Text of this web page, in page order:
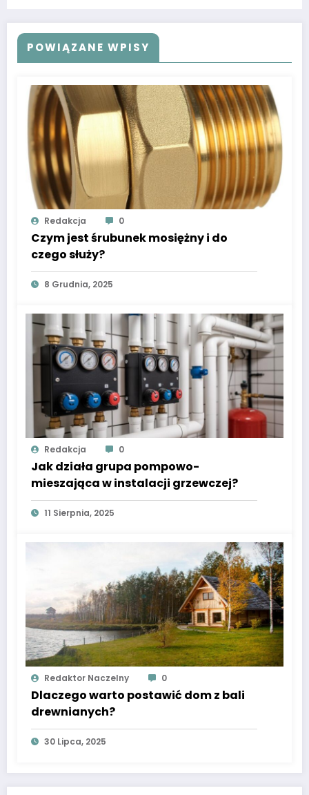
POWIĄZANE WPISY
Redakcja 0
Czym jest śrubunek mosiężny i do
czego służy?
8 Grudnia, 2025
Redakcja 0
Jak działa grupa pompowo-
mieszająca w instalacji grzewczej?
11 Sierpnia, 2025
Redaktor Naczelny 0
Dlaczego warto postawić dom z bali
drewnianych?
30 Lipca, 2025